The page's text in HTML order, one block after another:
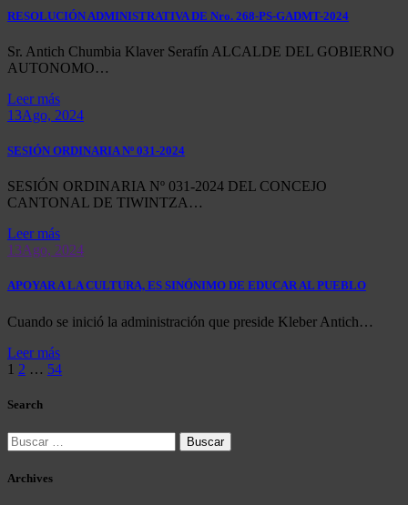
RESOLUCIÓN ADMINISTRATIVA DE Nro. 268-PS-GADMT-2024
Sr. Antich Chumbia Klaver Serafín ALCALDE DEL GOBIERNO
AUTONOMO…
Leer más
13Ago, 2024
SESIÓN ORDINARIA Nº 031-2024
SESIÓN ORDINARIA Nº 031-2024 DEL CONCEJO
CANTONAL DE TIWINTZA…
Leer más
13Ago, 2024
APOYAR A LA CULTURA, ES SINÓNIMO DE EDUCAR AL PUEBLO
Cuando se inició la administración que preside Kleber Antich…
Leer más
Paginación
de
1 2 … 54
Search
Buscar:
Archives